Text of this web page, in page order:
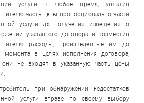
услуги в любое время, уплатив
часть цены пропорционально части
услуги до получения извещения о
указанного договора и возместив
расходы, произведенные им до
момента в целях исполнения договора,
они не входят в указанную часть цены
при обнаружении недостатков
услуги вправе по своему выбору